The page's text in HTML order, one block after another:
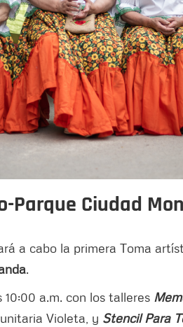
Parque Ciudad
a cabo la primera Toma
.
a.m. con los talleres
Violeta, y Stencil Para